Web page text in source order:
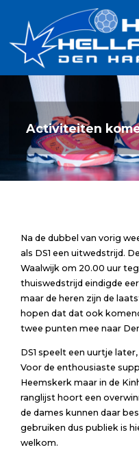
inhoud
Activiteiten
Na de dubbel van vorig
als DS1 een uitwedstrijd.
Waalwijk om 20.00 uur
thuiswedstrijd eindigde
maar de heren zijn de
hopen dat dat ook
twee punten mee naar
DS1 speelt een uurtje
Voor de enthousiaste
Heemskerk maar in de
ranglijst hoort een
de dames kunnen daar
gebruiken dus publiek is
welkom.